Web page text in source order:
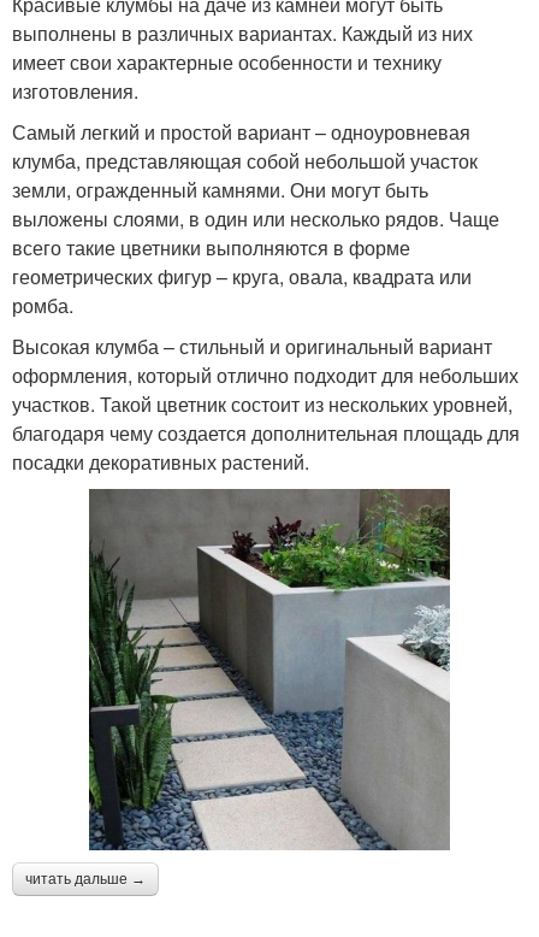
выполнены в различных вариантах. Каждый из них
имеет свои характерные особенности и технику
изготовления.
Самый легкий и простой вариант – одноуровневая
клумба, представляющая собой небольшой участок
земли, огражденный камнями. Они могут быть
выложены слоями, в один или несколько рядов. Чаще
всего такие цветники выполняются в форме
геометрических фигур – круга, овала, квадрата или
ромба.
Высокая клумба – стильный и оригинальный вариант
оформления, который отлично подходит для небольших
участков. Такой цветник состоит из нескольких уровней,
благодаря чему создается дополнительная площадь для
посадки декоративных растений.
читать дальше →